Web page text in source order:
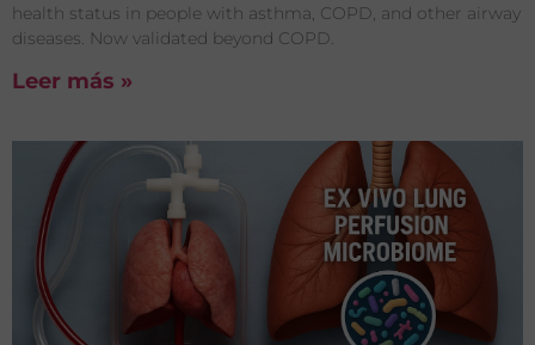
health status in people with asthma, COPD, and other airway
diseases. Now validated beyond COPD.
Leer más »